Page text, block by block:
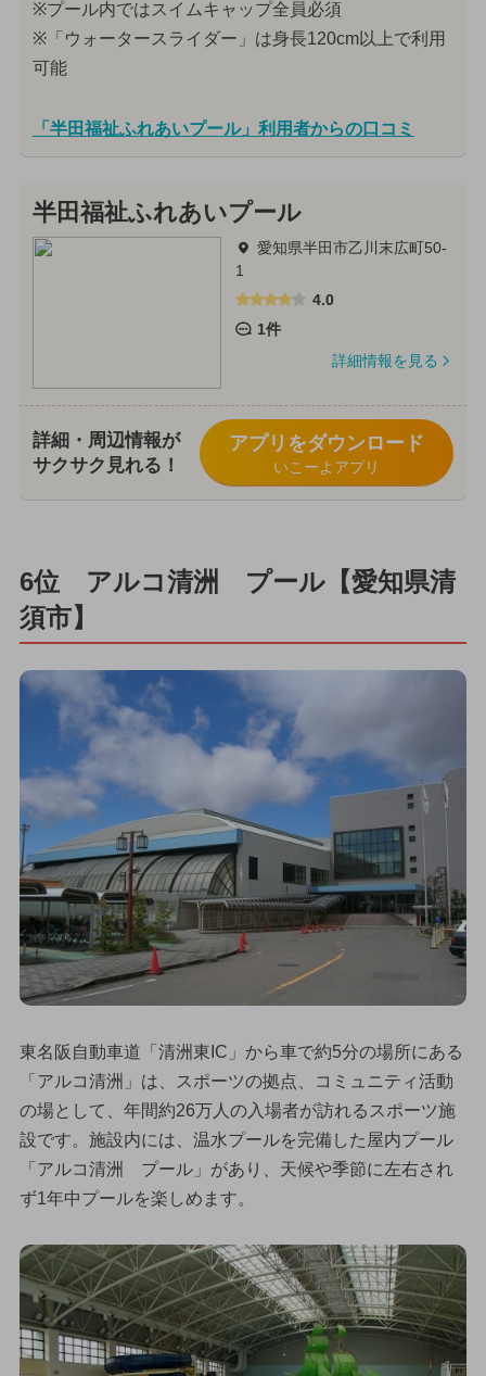
※プール内ではスイムキャップ全員必須
※「ウォータースライダー」は身長120cm以上で利用
可能
「半田福祉ふれあいプール」利用者からの口コミ
半田福祉ふれあいプール
愛知県半田市乙川末広町50-
1
4.0
1件
詳細情報を見る
詳細・周辺情報が
サクサク見れる！
アプリをダウンロード
いこーよアプリ
6位 アルコ清洲 プール【愛知県清
須市】
東名阪自動車道「清洲東IC」から車で約5分の場所にある
「アルコ清洲」は、スポーツの拠点、コミュニティ活動
の場として、年間約26万人の入場者が訪れるスポーツ施
設です。施設内には、温水プールを完備した屋内プール
「アルコ清洲 プール」があり、天候や季節に左右され
ず1年中プールを楽しめます。